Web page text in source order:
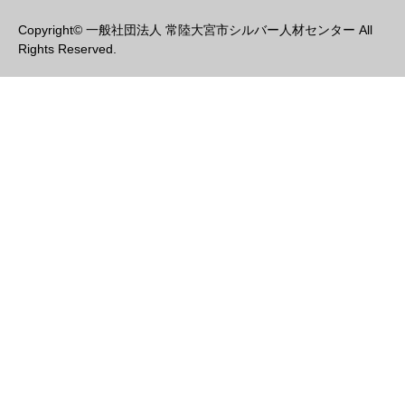
Copyright© 一般社団法人 常陸大宮市シルバー人材センター All
Rights Reserved.